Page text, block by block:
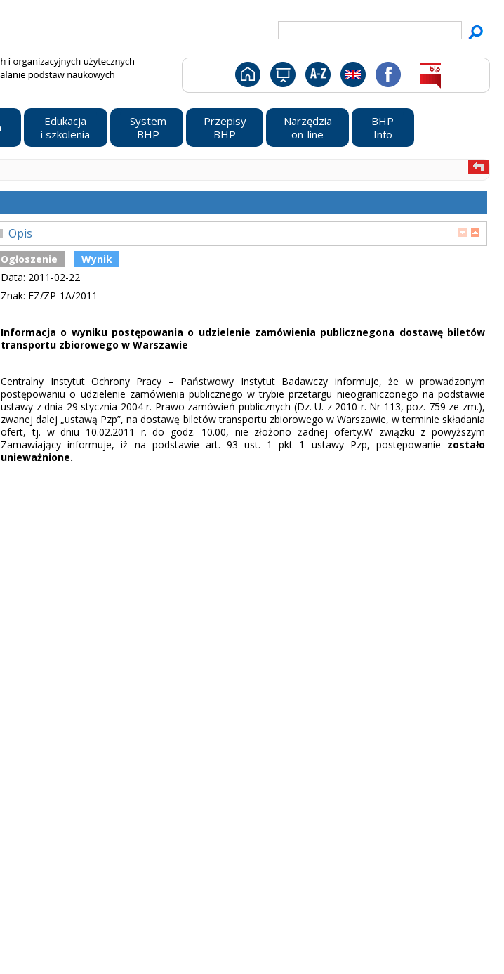
Edukacja
i szkolenia
System
BHP
Przepisy
BHP
Narzędzia
on-line
BHP
Info
Opis
Ogłoszenie
Wynik
Data: 2011-02-22
Znak: EZ/ZP-1A/2011
Informacja o wyniku postępowania o udzielenie zamówienia publicznegona dostawę biletów
transportu zbiorowego w Warszawie
Centralny Instytut Ochrony Pracy – Państwowy Instytut Badawczy informuje, że w prowadzonym
postępowaniu o udzielenie zamówienia publicznego w trybie przetargu nieograniczonego na podstawie
ustawy z dnia 29 stycznia 2004 r. Prawo zamówień publicznych (Dz. U. z 2010 r. Nr 113, poz. 759 ze zm.),
zwanej dalej „ustawą Pzp”, na dostawę biletów transportu zbiorowego w Warszawie, w terminie składania
ofert, tj. w dniu 10.02.2011 r. do godz. 10.00, nie złożono żadnej oferty.W związku z powyższym
Zamawiający informuje, iż na podstawie art. 93 ust. 1 pkt 1 ustawy Pzp, postępowanie zostało
unieważnione.